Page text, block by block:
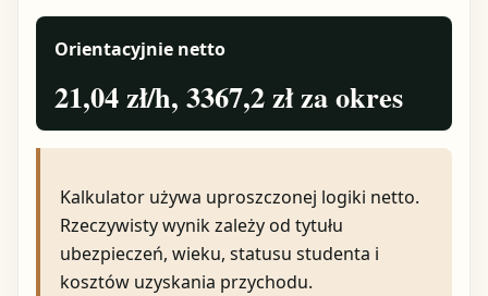
Orientacyjnie netto
21,04 zł/h, 3367,2 zł za okres
Kalkulator używa uproszczonej logiki netto.
Rzeczywisty wynik zależy od tytułu
ubezpieczeń, wieku, statusu studenta i
kosztów uzyskania przychodu.